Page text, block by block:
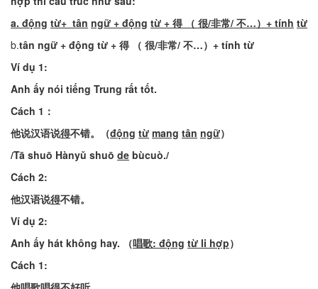
a. động từ+ tân ngữ + động từ + 得 （ 很/非常/ 不…）+ tính từ
b.tân ngữ + động từ + 得 （ 很/非常/ 不…）+ tính từ
Ví dụ 1:
Anh ấy nói tiếng Trung rất tốt.
Cách 1 ：
他说汉语说得不错。 （động từ mang tân ngữ）
/Tā shuō Hànyǔ shuō de bùcuò./
Cách 2:
他汉语说得不错。
Ví dụ 2:
Anh ấy hát không hay. （唱歌: động từ li hợp）
Cách 1: